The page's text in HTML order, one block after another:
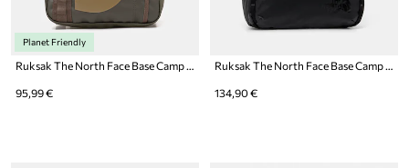
Planet Friendly
Ruksak The North Face Base Camp Tote Pack
95,99 €
Ruksak The North Face Base Camp Voyager
134,90 €